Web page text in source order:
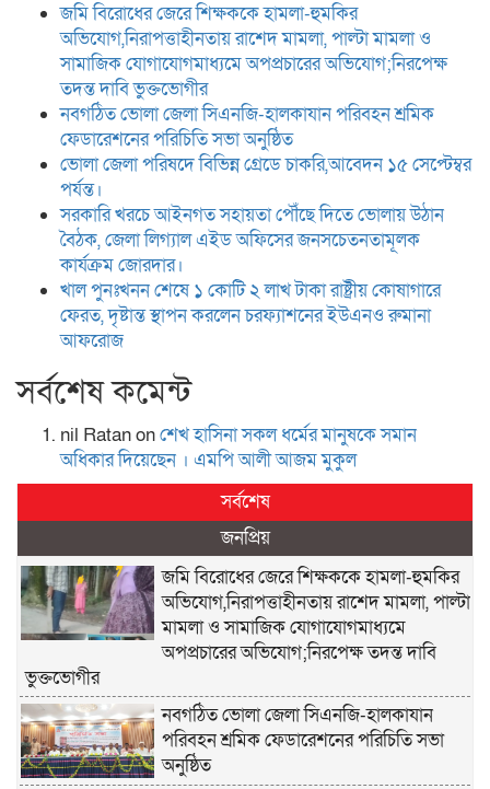
জমি বিরোধের জেরে শিক্ষককে হামলা-হুমকির
অভিযোগ,নিরাপত্তাহীনতায় রাশেদ মামলা, পাল্টা মামলা ও
সামাজিক যোগাযোগমাধ্যমে অপপ্রচারের অভিযোগ;নিরপেক্ষ
তদন্ত দাবি ভুক্তভোগীর
নবগঠিত ভোলা জেলা সিএনজি-হালকাযান পরিবহন শ্রমিক
ফেডারেশনের পরিচিতি সভা অনুষ্ঠিত
ভোলা জেলা পরিষদে বিভিন্ন গ্রেডে চাকরি,আবেদন ১৫ সেপ্টেম্বর
পর্যন্ত।
সরকারি খরচে আইনগত সহায়তা পৌঁছে দিতে ভোলায় উঠান
বৈঠক, জেলা লিগ্যাল এইড অফিসের জনসচেতনতামূলক
কার্যক্রম জোরদার।
খাল পুনঃখনন শেষে ১ কোটি ২ লাখ টাকা রাষ্ট্রীয় কোষাগারে
ফেরত, দৃষ্টান্ত স্থাপন করলেন চরফ্যাশনের ইউএনও রুমানা
আফরোজ
সর্বশেষ কমেন্ট
nil Ratanonশেখ হা‌সিনা সকল ধ‌র্মের মানু‌ষকে সমান
অ‌ধিকার দি‌য়ে‌ছেন । এম‌পি আলী আজম মুকুল
সর্বশেষ
জনপ্রিয়
জমি বিরোধের জেরে শিক্ষককে হামলা-হুমকির
অভিযোগ,নিরাপত্তাহীনতায় রাশেদ মামলা, পাল্টা
মামলা ও সামাজিক যোগাযোগমাধ্যমে
অপপ্রচারের অভিযোগ;নিরপেক্ষ তদন্ত দাবি
ভুক্তভোগীর
নবগঠিত ভোলা জেলা সিএনজি-হালকাযান
পরিবহন শ্রমিক ফেডারেশনের পরিচিতি সভা
অনুষ্ঠিত